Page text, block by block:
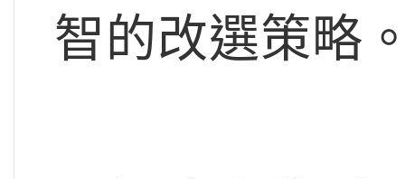
智的改選策略